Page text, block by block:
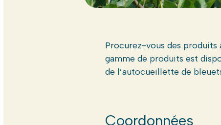
Procurez-vous des produits
gamme de produits est
de l’autocueillette de
Coordonnées